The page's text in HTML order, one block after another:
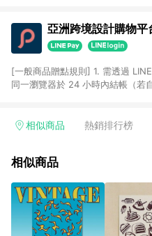
亞洲跨境設計購物
[一般商品贈點規則] 1. 需透過
同一瀏覽器於 24 小時內結帳（若
回饋訂單不得享有 Pinkoi 站方優
行為，不具贈點資格，部分退款不
貨後 45 天後發送。 8. 群眾募資
運費，攤位費等不具贈點資格。
顏色、價位、贈品如與 Pinkoi 商
Pinkoi 購物商品資訊頁及購物車
相似商品 熱銷排行榜
相似商品